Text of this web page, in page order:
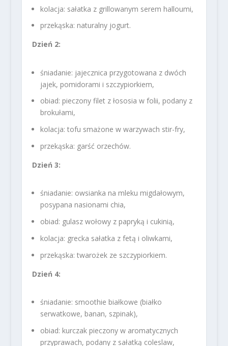
kolacja: sałatka z grillowanym serem halloumi,
przekąska: naturalny jogurt.
Dzień 2:
śniadanie: jajecznica przygotowana z dwóch
jajek, pomidorami i szczypiorkiem,
obiad: pieczony filet z łososia w folii, podany z
brokułami,
kolacja: tofu smażone w warzywach stir-fry,
przekąska: garść orzechów.
Dzień 3:
śniadanie: owsianka na mleku migdałowym,
posypana nasionami chia,
obiad: gulasz wołowy z papryką i cukinią,
kolacja: grecka sałatka z fetą i oliwkami,
przekąska: twarożek ze szczypiorkiem.
Dzień 4:
śniadanie: smoothie białkowe (białko
serwatkowe, banan, szpinak),
obiad: kurczak pieczony w aromatycznych
przyprawach, podany z sałatką coleslaw,